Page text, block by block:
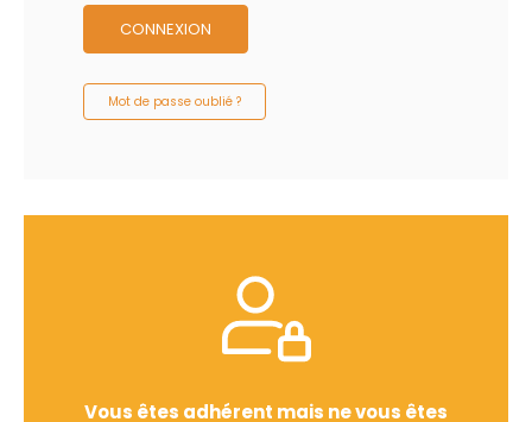
CONNEXION
Mot de passe oublié ?
Vous êtes adhérent mais ne vous êtes